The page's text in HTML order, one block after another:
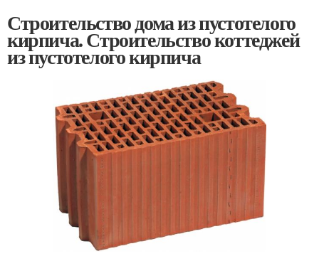
Строительство дома из пустотелого
кирпича. Строительство коттеджей
из пустотелого кирпича